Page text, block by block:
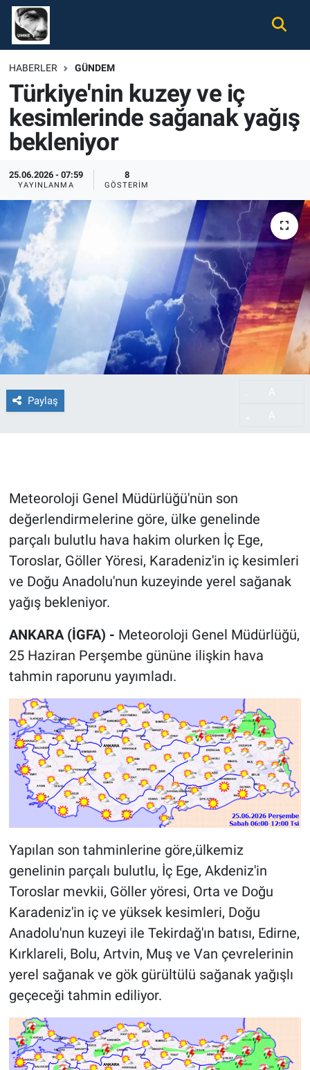
HABERLER GÜNDEM
Türkiye'nin kuzey ve iç
kesimlerinde sağanak yağış
bekleniyor
25.06.2026 - 07:59
YAYINLANMA
8
GÖSTERIM
Paylaş
Meteoroloji Genel Müdürlüğü'nün son
değerlendirmelerine göre, ülke genelinde
parçalı bulutlu hava hakim olurken İç Ege,
Toroslar, Göller Yöresi, Karadeniz'in iç kesimleri
ve Doğu Anadolu'nun kuzeyinde yerel sağanak
yağış bekleniyor.
ANKARA (İGFA) - Meteoroloji Genel Müdürlüğü,
25 Haziran Perşembe gününe ilişkin hava
tahmin raporunu yayımladı.
Yapılan son tahminlerine göre,ülkemiz
genelinin parçalı bulutlu, İç Ege, Akdeniz'in
Toroslar mevkii, Göller yöresi, Orta ve Doğu
Karadeniz'in iç ve yüksek kesimleri, Doğu
Anadolu'nun kuzeyi ile Tekirdağ'ın batısı, Edirne,
Kırklareli, Bolu, Artvin, Muş ve Van çevrelerinin
yerel sağanak ve gök gürültülü sağanak yağışlı
geçeceği tahmin ediliyor.
Gündem
Ekonomi
Spor
Magazin
Tüm Haberler
İletişim
Nöbetçi Eczaneler
Hava Durumu
Namaz Vakitleri
Trafik Durumu
Süper Lig Puan Durumu ve Fikstür
Tüm Manşetler
Haber Arşivi